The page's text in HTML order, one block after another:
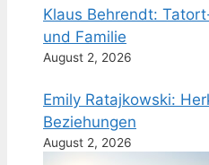
Klaus Behrendt:
und Familie
August 2, 2026
Emily Ratajkowski:
Beziehungen
August 2, 2026